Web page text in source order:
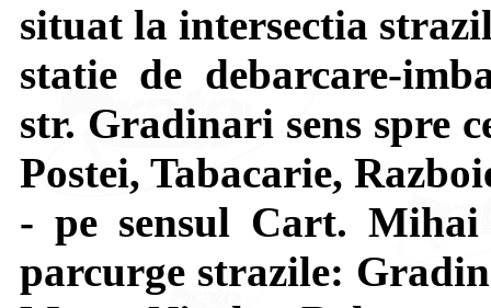
situat la intersectia
statie de debarcare-
str. Gradinari sens spre
Postei, Tabacarie,
- pe sensul Cart.
parcurge strazile: